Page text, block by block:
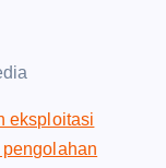
eksploitasi